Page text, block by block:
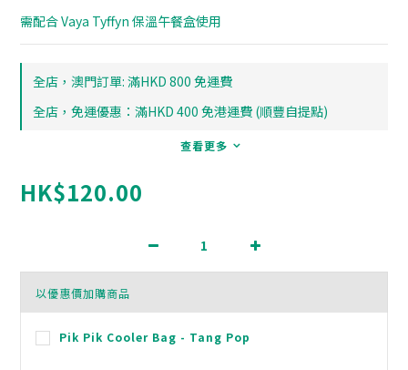
需配合 Vaya Tyffyn 保溫午餐盒使用
全店，澳門訂單: 滿HKD 800 免運費
全店，免運優惠：滿HKD 400 免港運費 (順豐自提點)
查看更多
HK$120.00
以優惠價加購商品
Pik Pik Cooler Bag - Tang Pop